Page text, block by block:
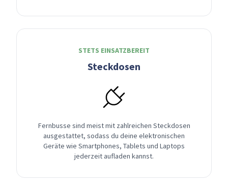
STETS EINSATZBEREIT
Steckdosen
Fernbusse sind meist mit zahlreichen Steckdosen
ausgestattet, sodass du deine elektronischen
Geräte wie Smartphones, Tablets und Laptops
jederzeit aufladen kannst.